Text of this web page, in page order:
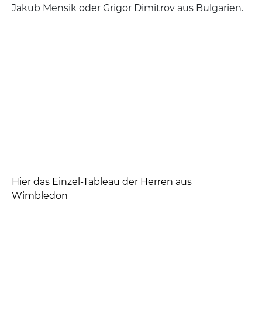
Jakub Mensik oder Grigor Dimitrov aus Bulgarien.
Hier das Einzel-Tableau der Herren aus
Wimbledon